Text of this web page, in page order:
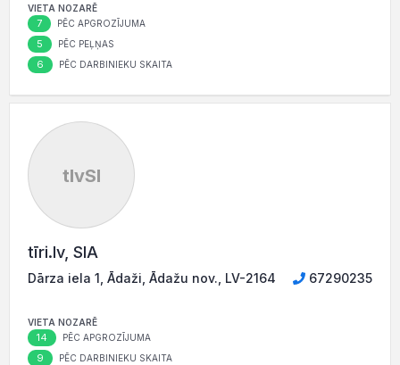
VIETA NOZARĒ
7 PĒC APGROZĪJUMA
5 PĒC PEĻŅAS
6 PĒC DARBINIEKU SKAITA
tlvSI
tīri.lv, SIA
Dārza iela 1, Ādaži, Ādažu nov., LV-2164 67290235
VIETA NOZARĒ
14 PĒC APGROZĪJUMA
9 PĒC DARBINIEKU SKAITA